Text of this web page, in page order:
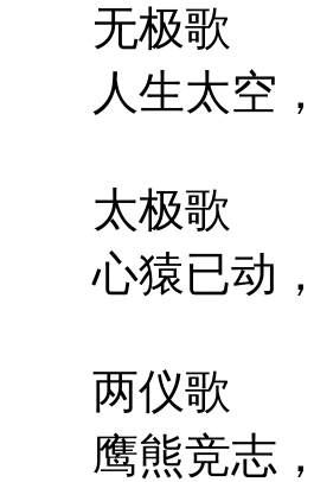
无极歌
人生太空，
太极歌
心猿已动，
两仪歌
鹰熊竞志，